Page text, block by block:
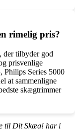
rimelig pris?
der tilbyder god
prisvenlige
Philips Series 5000
at sammenligne
skægtrimmer
til Dit Skæg! har i